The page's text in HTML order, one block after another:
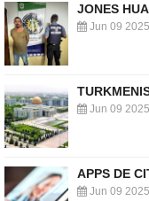
JONES
Jun 09 2025
Jun 09 2025
APPS DE
Jun 09 2025